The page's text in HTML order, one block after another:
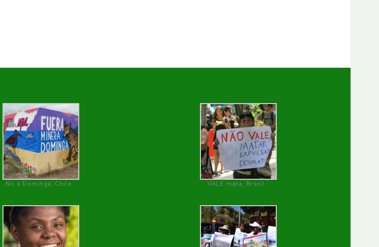
No a Dominga, Chile
VALE mata, Brasil